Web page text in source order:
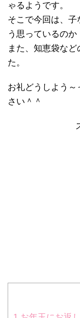
ゃるようです。
そこで今回は、
う思っているのか
また、知恵袋な
た。
お礼どうしよう
さい＾＾